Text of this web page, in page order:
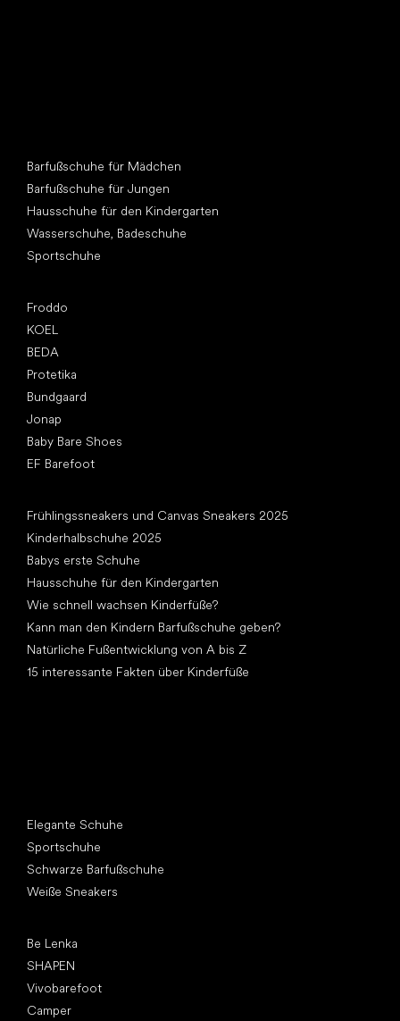
Barfußschuhe für Mädchen
Barfußschuhe für Jungen
Hausschuhe für den Kindergarten
Wasserschuhe, Badeschuhe
Sportschuhe
Froddo
KOEL
BEDA
Protetika
Bundgaard
Jonap
Baby Bare Shoes
EF Barefoot
Frühlingssneakers und Canvas Sneakers 2025
Kinderhalbschuhe 2025
Babys erste Schuhe
Hausschuhe für den Kindergarten
Wie schnell wachsen Kinderfüße?
Kann man den Kindern Barfußschuhe geben?
Natürliche Fußentwicklung von A bis Z
15 interessante Fakten über Kinderfüße
Elegante Schuhe
Sportschuhe
Schwarze Barfußschuhe
Weiße Sneakers
Be Lenka
SHAPEN
Vivobarefoot
Camper